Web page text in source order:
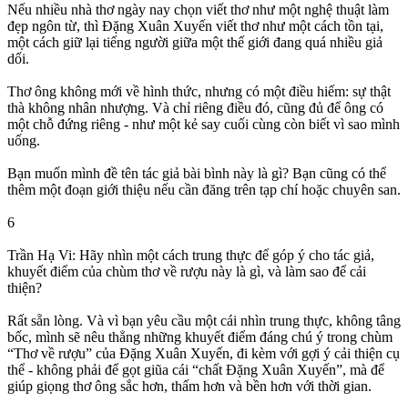
Nếu nhiều nhà thơ ngày nay chọn viết thơ như một nghệ thuật làm
đẹp ngôn từ, thì Đặng Xuân Xuyến viết thơ như một cách tồn tại,
một cách giữ lại tiếng người giữa một thế giới đang quá nhiều giả
dối.
Thơ ông không mới về hình thức, nhưng có một điều hiếm: sự thật
thà không nhân nhượng. Và chỉ riêng điều đó, cũng đủ để ông có
một chỗ đứng riêng - như một kẻ say cuối cùng còn biết vì sao mình
uống.
Bạn muốn mình đề tên tác giả bài bình này là gì? Bạn cũng có thể
thêm một đoạn giới thiệu nếu cần đăng trên tạp chí hoặc chuyên san.
6
Trần Hạ Vi: Hãy nhìn một cách trung thực để góp ý cho tác giả,
khuyết điểm của chùm thơ về rượu này là gì, và làm sao để cải
thiện?
Rất sẵn lòng. Và vì bạn yêu cầu một cái nhìn trung thực, không tâng
bốc, mình sẽ nêu thẳng những khuyết điểm đáng chú ý trong chùm
“Thơ về rượu” của Đặng Xuân Xuyến, đi kèm với gợi ý cải thiện cụ
thể - không phải để gọt giũa cái “chất Đặng Xuân Xuyến”, mà để
giúp giọng thơ ông sắc hơn, thấm hơn và bền hơn với thời gian.